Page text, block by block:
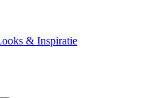
& Inspiratie